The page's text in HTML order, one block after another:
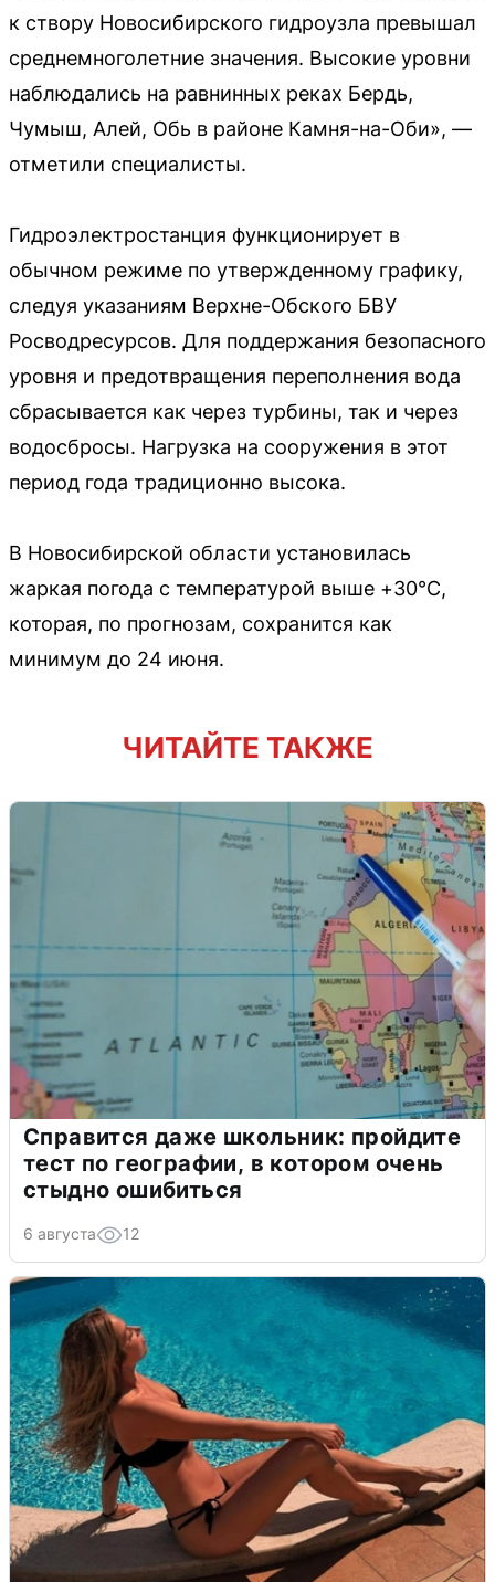
к створу Новосибирского гидроузла превышал
среднемноголетние значения. Высокие уровни
наблюдались на равнинных реках Бердь,
Чумыш, Алей, Обь в районе Камня-на-Оби», —
отметили специалисты.
Гидроэлектростанция функционирует в
обычном режиме по утвержденному графику,
следуя указаниям Верхне-Обского БВУ
Росводресурсов. Для поддержания безопасного
уровня и предотвращения переполнения вода
сбрасывается как через турбины, так и через
водосбросы. Нагрузка на сооружения в этот
период года традиционно высока.
В Новосибирской области установилась
жаркая погода с температурой выше +30°C,
которая, по прогнозам, сохранится как
минимум до 24 июня.
ЧИТАЙТЕ ТАКЖЕ
Справится даже школьник: пройдите
тест по географии, в котором очень
стыдно ошибиться
6 августа 12